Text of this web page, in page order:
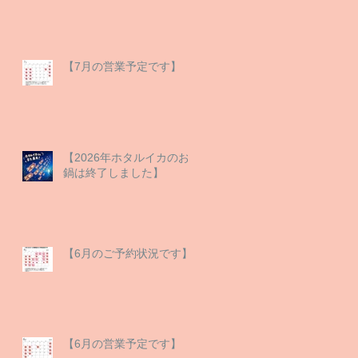
【7月の営業予定です】
【2026年ホタルイカのお
鍋は終了しました】
【6月のご予約状況です】
【6月の営業予定です】